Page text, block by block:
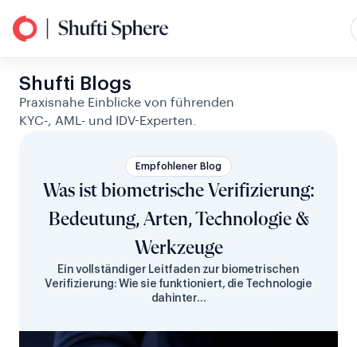
Shufti Blogs
Praxisnahe Einblicke von führenden
KYC-, AML- und IDV-Experten.
Empfohlener Blog
Was ist biometrische Verifizierung:
Bedeutung, Arten, Technologie &
Werkzeuge
Ein vollständiger Leitfaden zur biometrischen
Verifizierung: Wie sie funktioniert, die Technologie
dahinter…